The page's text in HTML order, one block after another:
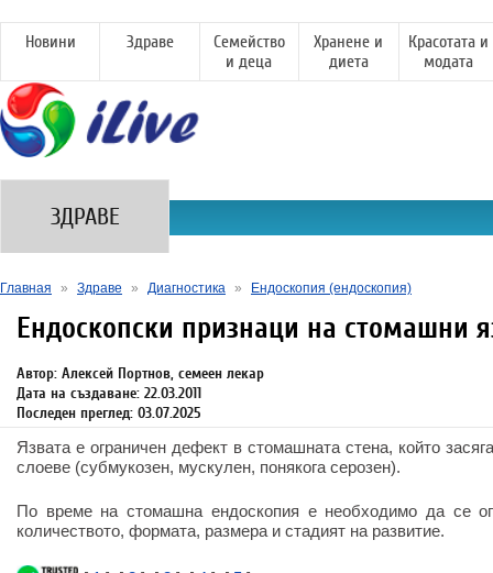
Новини Здраве
Семейство
и деца
Хранене и
диета
Красотата и
модата
ЗДРАВЕ
Главная » Здраве » Диагностика » Ендоскопия (ендоскопия)
Ендоскопски признаци на стомашни
Автор: Алексей Портнов, семеен лекар
Дата на създаване: 22.03.2011
Последен преглед: 03.07.2025
Язвата е ограничен дефект в стомашната стена, който
слоеве (субмукозен, мускулен, понякога серозен).
По време на стомашна ендоскопия е необходимо да се
количеството, формата, размера и стадият на развитие.